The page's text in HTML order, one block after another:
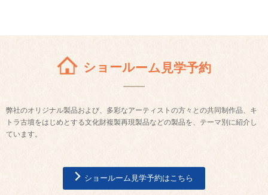
ショールーム見学予約
弊社のオリジナル製品および、多彩なアーティストの方々との共同制作品、キ
トラ古墳をはじめとする文化財複製再現製品などの製品を、テーマ別に紹介し
ています。
ショールーム見学予約はこちら